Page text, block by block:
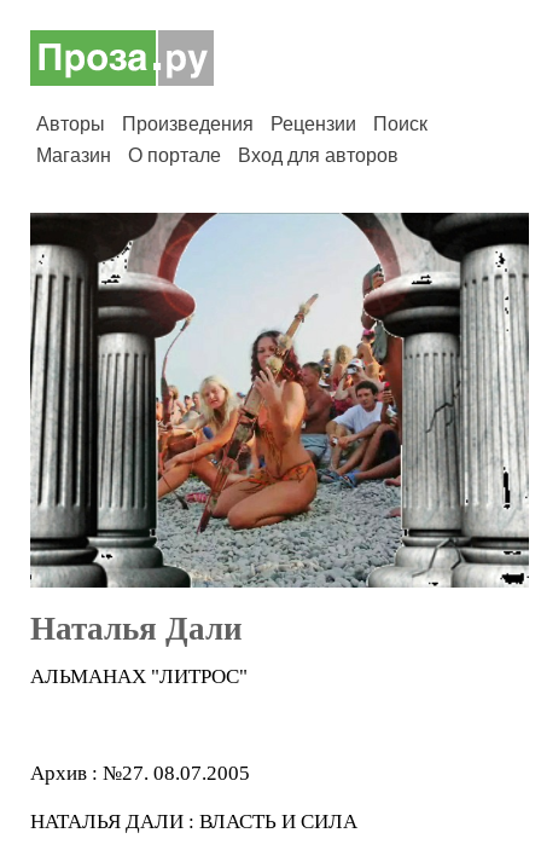
Авторы Произведения Рецензии
Поиск
Магазин
О портале Вход для авторов
Наталья Дали
АЛЬМАНАХ "ЛИТРОС"
Архив : №27. 08.07.2005
НАТАЛЬЯ ДАЛИ : ВЛАСТЬ И СИЛА